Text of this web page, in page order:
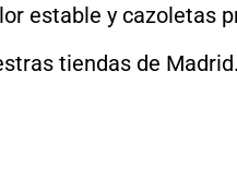
estable y cazoletas
tiendas de Madrid.